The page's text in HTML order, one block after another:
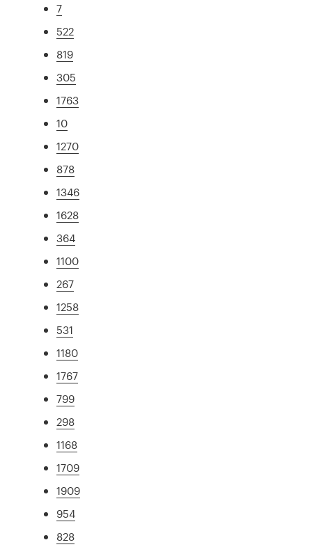
7
522
819
305
1763
10
1270
878
1346
1628
364
1100
267
1258
531
1180
1767
799
298
1168
1709
1909
954
828